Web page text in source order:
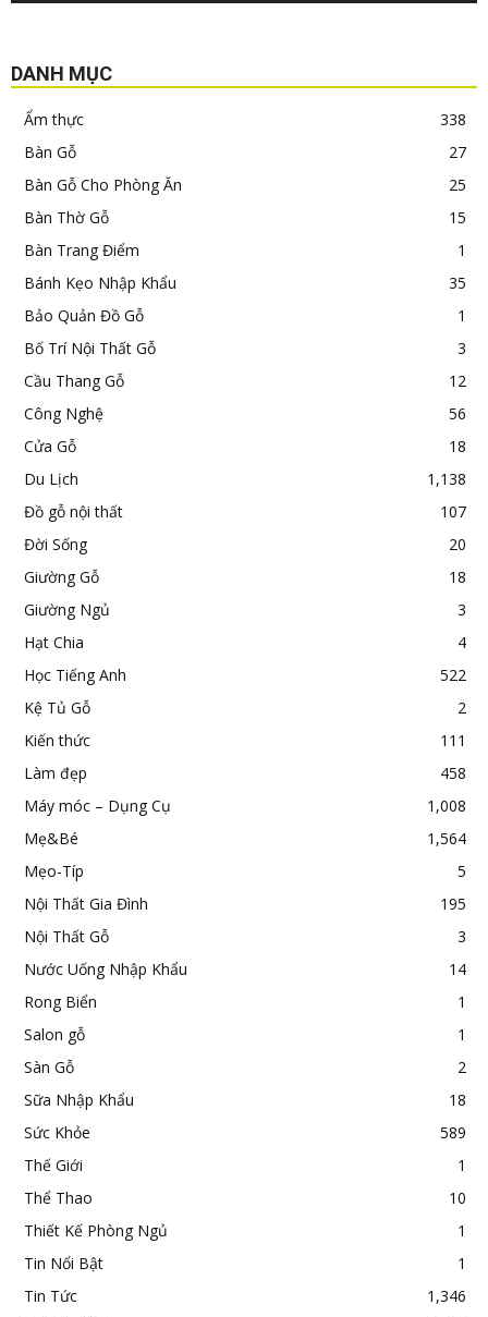
DANH MỤC
Ẩm thực
338
Bàn Gỗ
27
Bàn Gỗ Cho Phòng Ăn
25
Bàn Thờ Gỗ
15
Bàn Trang Điểm
1
Bánh Kẹo Nhập Khẩu
35
Bảo Quản Đồ Gỗ
1
Bố Trí Nội Thất Gỗ
3
Cầu Thang Gỗ
12
Công Nghệ
56
Cửa Gỗ
18
Du Lịch
1,138
Đồ gỗ nội thất
107
Đời Sống
20
Giường Gỗ
18
Giường Ngủ
3
Hạt Chia
4
Học Tiếng Anh
522
Kệ Tủ Gỗ
2
Kiến thức
111
Làm đẹp
458
Máy móc – Dụng Cụ
1,008
Mẹ&Bé
1,564
Mẹo-Típ
5
Nội Thất Gia Đình
195
Nội Thất Gỗ
3
Nước Uống Nhập Khẩu
14
Rong Biển
1
Salon gỗ
1
Sàn Gỗ
2
Sữa Nhập Khẩu
18
Sức Khỏe
589
Thế Giới
1
Thể Thao
10
Thiết Kế Phòng Ngủ
1
Tin Nổi Bật
1
Tin Tức
1,346